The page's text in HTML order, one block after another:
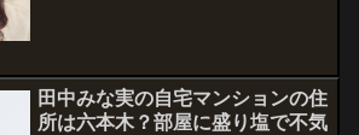
ゃった...
田中みな実の自宅マンションの住
所は六本木？部屋に盛り塩で不気